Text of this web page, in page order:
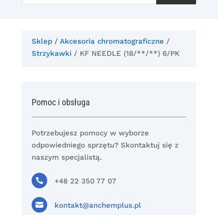
Sklep/ Akcesoria chromatograficzne /
Strzykawki / KF NEEDLE (18/**/**) 6/PK
Pomoc i obsługa
Potrzebujesz pomocy w wyborze
odpowiedniego sprzętu? Skontaktuj się z
naszym specjalistą.
 +48 22 350 77 07
 kontakt@anchemplus.pl